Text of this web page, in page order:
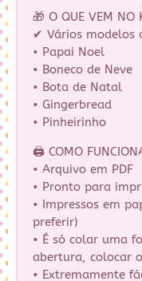
🎁 O QUE VEM NO
✔ Vários modelos
• Papai Noel
• Boneco de Neve
• Bota de Natal
• Gingerbread
• Pinheirinho
🖨 COMO
• Arquivo em PDF
• Pronto para
• Impressos em
preferir)
• É só colar uma
abertura, colocar
• Extremamente